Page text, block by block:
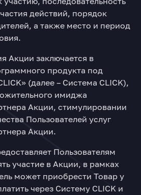
действий, порядок
а также место и период
Акции заключается в
продукта под
(далее – Система CLICK),
имиджа
Акции, стимулировании
Пользователей услуг
Акции.
Пользователям
участие в Акции, в рамках
может приобрести Товар у
через Систему CLICK и